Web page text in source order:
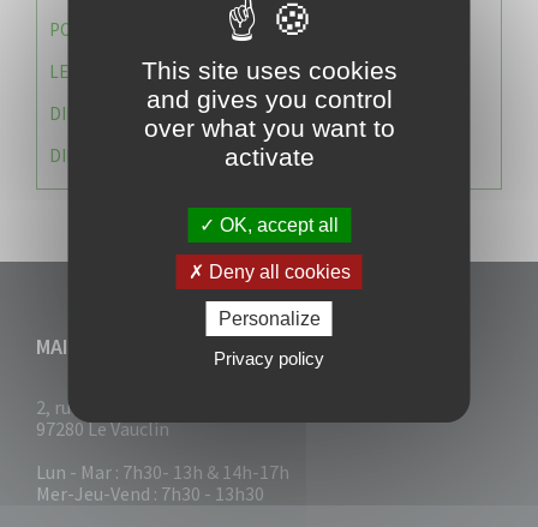
POLICE MUNICIPALE
LE CABINET DU MAIRE
DIRECTION DES RESSOURCES ET MOYENS
DIRECTION DU DEVELLOPPEMENT URBAIN DURABL
MAIRIE DU VAUCLIN
2, rue Collignon
97280 Le Vauclin
Lun - Mar : 7h30- 13h & 14h-17h
Mer-Jeu-Vend : 7h30 - 13h30
This site uses cookies
and gives you control
over what you want to
activate
OK, accept all
Deny all cookies
Personalize
Privacy policy